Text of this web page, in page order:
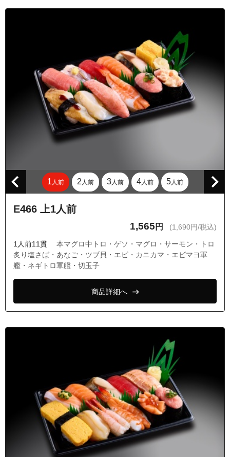
東京都西東京市富士町６丁目
東京都西東京市保谷町４丁目
東京都西東京市保谷町５丁目
東京都西東京市保谷町６丁目
東京都西東京市緑町１丁目
東京都西東京市緑町２丁目
東京都西東京市緑町３丁目
東京都西東京市南町２丁目
東京都西東京市南町３丁目
東京都西東京市南町４丁目
東京都西東京市向台町１丁目
東京都西東京市向台町２丁目
東京都西東京市向台町３丁目
東京都西東京市向台町４丁目
東京都西東京市柳沢４丁目
東京都西東京市柳沢５丁目
東京都西東京市柳沢６丁目
東京都西東京市谷戸町１丁目
東京都西東京市谷戸町２丁目
1人前 2 人前 3人前 4人前 5人前
E466 上1人前
1,565 円 (1,690円/税込)
1人前11貫
本マグロ中トロ・ゲソ・マグロ・サーモン・トロ
炙り塩さば・あなご・ツブ貝・エビ・カニカマ・エビマヨ軍
艦・ネギトロ軍艦・切玉子
商品詳細へ